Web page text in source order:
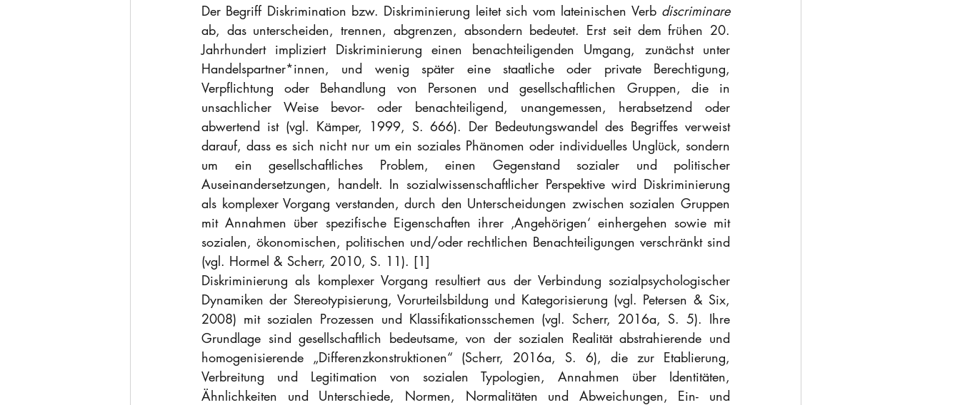
Der Begriff Diskrimination bzw. Diskriminierung leitet sich vom lateinischen Verb discriminare
ab, das unterscheiden, trennen, abgrenzen, absondern bedeutet. Erst seit dem frühen 20.
Jahrhundert impliziert Diskriminierung einen benachteiligenden Umgang, zunächst unter
Handelspartner*innen, und wenig später eine staatliche oder private Berechtigung,
Verpflichtung oder Behandlung von Personen und gesellschaftlichen Gruppen, die in
unsachlicher Weise bevor- oder benachteiligend, unangemessen, herabsetzend oder
abwertend ist (vgl. Kämper, 1999, S. 666). Der Bedeutungswandel des Begriffes verweist
darauf, dass es sich nicht nur um ein soziales Phänomen oder individuelles Unglück, sondern
um ein gesellschaftliches Problem, einen Gegenstand sozialer und politischer
Auseinandersetzungen, handelt. In sozialwissenschaftlicher Perspektive wird Diskriminierung
als komplexer Vorgang verstanden, durch den Unterscheidungen zwischen sozialen Gruppen
mit Annahmen über spezifische Eigenschaften ihrer ‚Angehörigen‘ einhergehen sowie mit
sozialen, ökonomischen, politischen und/oder rechtlichen Benachteiligungen verschränkt sind
(vgl. Hormel & Scherr, 2010, S. 11). [1]
Diskriminierung als komplexer Vorgang resultiert aus der Verbindung sozialpsychologischer
Dynamiken der Stereotypisierung, Vorurteilsbildung und Kategorisierung (vgl. Petersen & Six,
2008) mit sozialen Prozessen und Klassifikationsschemen (vgl. Scherr, 2016a, S. 5). Ihre
Grundlage sind gesellschaftlich bedeutsame, von der sozialen Realität abstrahierende und
homogenisierende „Differenzkonstruktionen“ (Scherr, 2016a, S. 6), die zur Etablierung,
Verbreitung und Legitimation von sozialen Typologien, Annahmen über Identitäten,
Ähnlichkeiten und Unterschiede, Normen, Normalitäten und Abweichungen, Ein- und